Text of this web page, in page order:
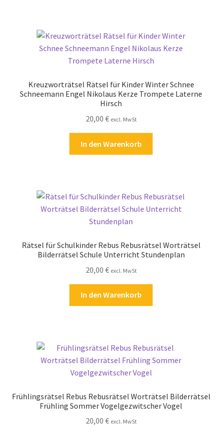
Kreuzworträtsel Rätsel für Kinder Winter Schnee
Schneemann Engel Nikolaus Kerze Trompete Laterne
Hirsch
20,00 € excl. MwSt
In den Warenkorb
Rätsel für Schulkinder Rebus Rebusrätsel Worträtsel
Bilderrätsel Schule Unterricht Stundenplan
20,00 € excl. MwSt
In den Warenkorb
Frühlingsrätsel Rebus Rebusrätsel Worträtsel Bilderrätsel
Frühling Sommer Vogelgezwitscher Vogel
20,00 € excl. MwSt